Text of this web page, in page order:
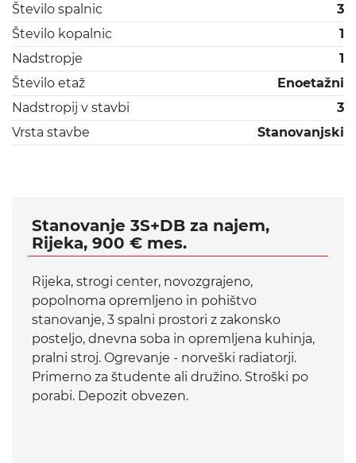
Število spalnic
3
Število kopalnic
1
Nadstropje
1
Število etaž
Enoetažni
Nadstropij v stavbi
3
Vrsta stavbe
Stanovanjski
Stanovanje 3S+DB za najem,
Rijeka, 900 € mes.
Rijeka, strogi center, novozgrajeno,
popolnoma opremljeno in pohištvo
stanovanje, 3 spalni prostori z zakonsko
posteljo, dnevna soba in opremljena kuhinja,
pralni stroj. Ogrevanje - norveški radiatorji.
Primerno za študente ali družino. Stroški po
porabi. Depozit obvezen.